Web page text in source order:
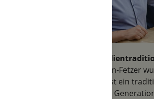
Samen-Fetzer
und ist ein
der 6.